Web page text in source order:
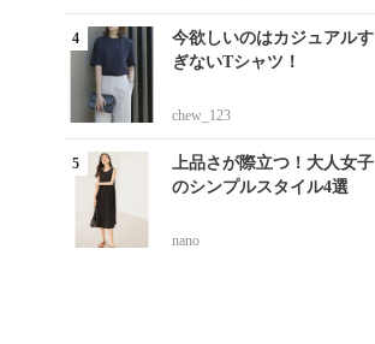
今欲しいのはカジュアルす
ぎないTシャツ！
chew_123
上品さが際立つ！大人女子
のシンプルスタイル4選
nano